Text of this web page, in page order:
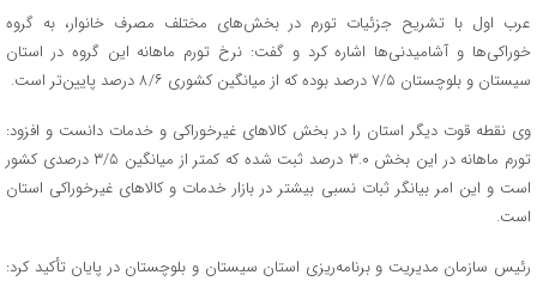
عرب اول با تشریح جزئیات تورم در بخش‌های مختلف مصرف خانوار، به گروه
خوراکی‌ها و آشامیدنی‌ها اشاره کرد و گفت: نرخ تورم ماهانه این گروه در استان
سیستان و بلوچستان ۷/۵ درصد بوده که از میانگین کشوری ۸/۶ درصد پایین‌تر است.
وی نقطه قوت دیگر استان را در بخش کالاهای غیرخوراکی و خدمات دانست و افزود:
تورم ماهانه در این بخش ۳.۰ درصد ثبت شده که کمتر از میانگین ۳/۵ درصدی کشور
است و این امر بیانگر ثبات نسبی بیشتر در بازار خدمات و کالاهای غیرخوراکی استان
است.
رئیس سازمان مدیریت و برنامه‌ریزی استان سیستان و بلوچستان در پایان تأکید کرد: